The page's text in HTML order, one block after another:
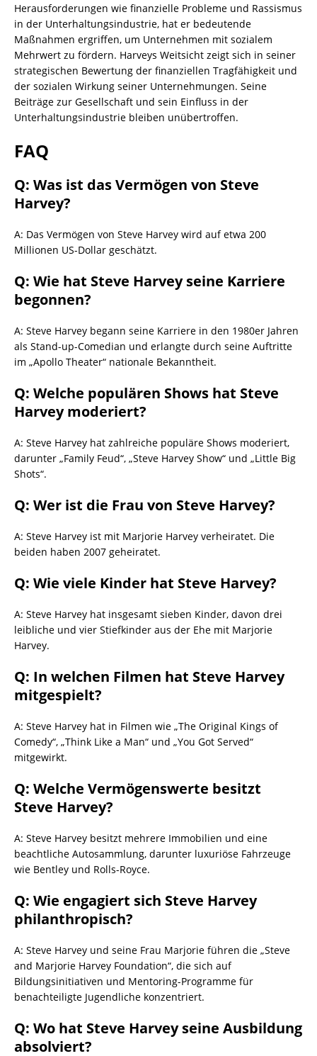
Herausforderungen wie finanzielle Probleme und Rassismus
in der Unterhaltungsindustrie, hat er bedeutende
Maßnahmen ergriffen, um Unternehmen mit sozialem
Mehrwert zu fördern. Harveys Weitsicht zeigt sich in seiner
strategischen Bewertung der finanziellen Tragfähigkeit und
der sozialen Wirkung seiner Unternehmungen. Seine
Beiträge zur Gesellschaft und sein Einfluss in der
Unterhaltungsindustrie bleiben unübertroffen.
FAQ
Q: Was ist das Vermögen von Steve
Harvey?
A: Das Vermögen von Steve Harvey wird auf etwa 200
Millionen US-Dollar geschätzt.
Q: Wie hat Steve Harvey seine Karriere
begonnen?
A: Steve Harvey begann seine Karriere in den 1980er Jahren
als Stand-up-Comedian und erlangte durch seine Auftritte
im „Apollo Theater“ nationale Bekanntheit.
Q: Welche populären Shows hat Steve
Harvey moderiert?
A: Steve Harvey hat zahlreiche populäre Shows moderiert,
darunter „Family Feud“, „Steve Harvey Show“ und „Little Big
Shots“.
Q: Wer ist die Frau von Steve Harvey?
A: Steve Harvey ist mit Marjorie Harvey verheiratet. Die
beiden haben 2007 geheiratet.
Q: Wie viele Kinder hat Steve Harvey?
A: Steve Harvey hat insgesamt sieben Kinder, davon drei
leibliche und vier Stiefkinder aus der Ehe mit Marjorie
Harvey.
Q: In welchen Filmen hat Steve Harvey
mitgespielt?
A: Steve Harvey hat in Filmen wie „The Original Kings of
Comedy“, „Think Like a Man“ und „You Got Served“
mitgewirkt.
Q: Welche Vermögenswerte besitzt
Steve Harvey?
A: Steve Harvey besitzt mehrere Immobilien und eine
beachtliche Autosammlung, darunter luxuriöse Fahrzeuge
wie Bentley und Rolls-Royce.
Q: Wie engagiert sich Steve Harvey
philanthropisch?
A: Steve Harvey und seine Frau Marjorie führen die „Steve
and Marjorie Harvey Foundation“, die sich auf
Bildungsinitiativen und Mentoring-Programme für
benachteiligte Jugendliche konzentriert.
Q: Wo hat Steve Harvey seine Ausbildung
absolviert?